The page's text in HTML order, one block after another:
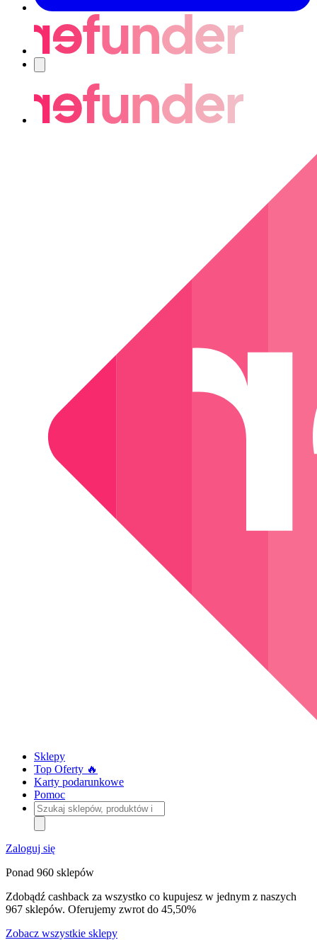
Sklepy
Top Oferty 🔥
Karty podarunkowe
Pomoc
Szukaj
sklepów,
produktów
i
kategorii
Zaloguj się
Ponad 960 sklepów
Zdobądź cashback za wszystko co kupujesz w jednym z naszych
967 sklepów. Oferujemy zwrot do 45,50%
Zobacz wszystkie sklepy